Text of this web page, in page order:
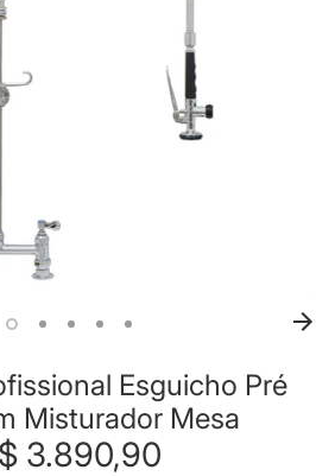
Esguicho Pré
Misturador Mesa
3.890,90